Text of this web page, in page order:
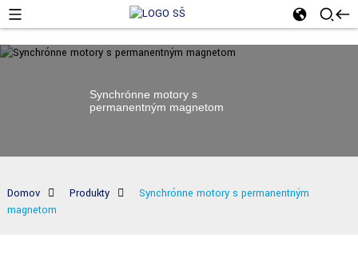
Synchrónne motory s
permanentným magnetom
Domov Produkty
Synchrónne motory s permanentným
magnetom